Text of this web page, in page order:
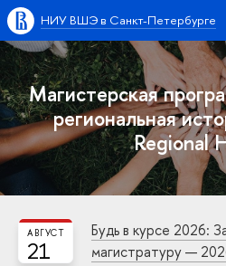
НИУ ВШЭ в Санкт-Петербурге
Магистерская
региональная
Regional
21
АВГУСТ
Будь в курсе 2026:
магистратуру —